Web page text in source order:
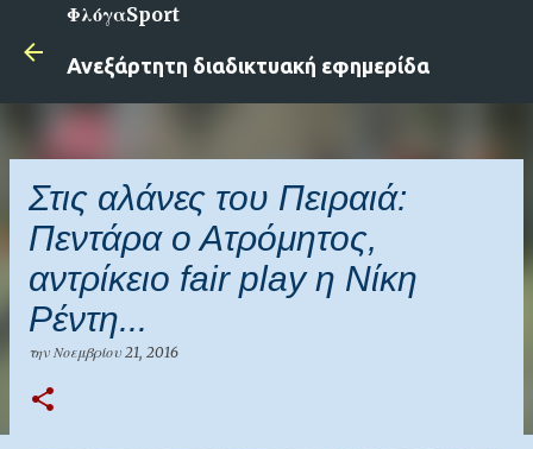
ΦλόγαSport
Ανεξάρτητη διαδικτυακή εφημερίδα
Στις αλάνες του Πειραιά:
Πεντάρα ο Ατρόμητος,
αντρίκειο fair play η Νίκη
Ρέντη...
την Νοεμβρίου 21, 2016